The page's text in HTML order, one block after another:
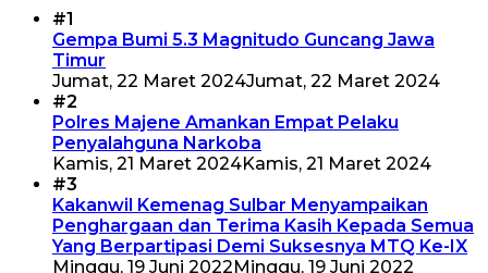
#1
Gempa Bumi 5.3 Magnitudo Guncang Jawa
Timur
Jumat, 22 Maret 2024Jumat, 22 Maret 2024
#2
Polres Majene Amankan Empat Pelaku
Penyalahguna Narkoba
Kamis, 21 Maret 2024Kamis, 21 Maret 2024
#3
Kakanwil Kemenag Sulbar Menyampaikan
Penghargaan dan Terima Kasih Kepada Semua
Yang Berpartipasi Demi Suksesnya MTQ Ke-IX
Minggu, 19 Juni 2022 Minggu, 19 Juni 2022